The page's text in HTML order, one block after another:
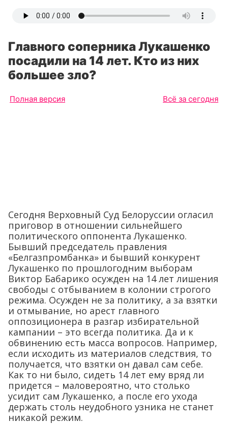
Главного соперника Лукашенко
посадили на 14 лет. Кто из них
большее зло?
Полная версия Всё за сегодня
Сегодня Верховный Суд Белоруссии огласил
приговор в отношении сильнейшего
политического оппонента Лукашенко.
Бывший председатель правления
«Белгазпромбанка» и бывший конкурент
Лукашенко по прошлогодним выборам
Виктор Бабарико осужден на 14 лет лишения
свободы с отбыванием в колонии строгого
режима. Осужден не за политику, а за взятки
и отмывание, но арест главного
оппозиционера в разгар избирательной
кампании – это всегда политика. Да и к
обвинению есть масса вопросов. Например,
если исходить из материалов следствия, то
получается, что взятки он давал сам себе.
Как то ни было, сидеть 14 лет ему вряд ли
придется – маловероятно, что столько
усидит сам Лукашенко, а после его ухода
держать столь неудобного узника не станет
никакой режим.